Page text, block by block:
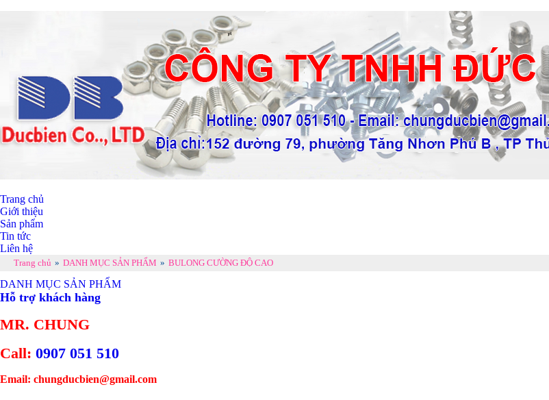
Trang chủ
Giới thiệu
Sản phẩm
Tin tức
Liên hệ
Trang chủ » DANH MỤC SẢN PHẨM » BULONG CƯỜNG ĐỘ CAO
DANH MỤC SẢN PHẨM
Hỗ trợ khách hàng
MR. CHUNG
Call: 0907 051 510
Email: chungducbien@gmail.com